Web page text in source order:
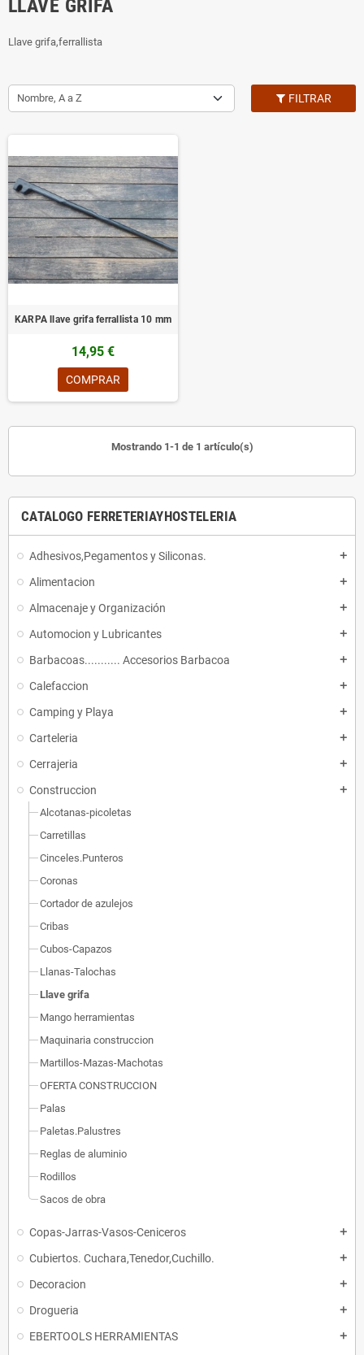
CATALOGO FERRETERIAYHOSTELERIA
Adhesivos,Pegamentos y Siliconas. add
Alimentacion add
Almacenaje y Organización add
Automocion y Lubricantes add
Barbacoas........... Accesorios Barbacoa add
Calefaccion add
Camping y Playa add
Carteleria add
Cerrajeria add
Construccion add
Alcotanas-picoletas
Carretillas
Cinceles.Punteros
Coronas
Cortador de azulejos
Cribas
Cubos-Capazos
Llanas-Talochas
Llave grifa
Mango herramientas
Maquinaria construccion
Martillos-Mazas-Machotas
OFERTA CONSTRUCCION
Palas
Paletas.Palustres
Reglas de aluminio
Rodillos
Sacos de obra
Copas-Jarras-Vasos-Ceniceros add
Cubiertos. Cuchara,Tenedor,Cuchillo. add
Decoracion add
Drogueria add
EBERTOOLS HERRAMIENTAS add
LLAVE GRIFA
Llave grifa,ferrallista
Nombre, A a Z FILTRAR
KARPA llave grifa ferrallista 10 mm
14,95 €
COMPRAR
Mostrando 1-1 de 1 artículo(s)